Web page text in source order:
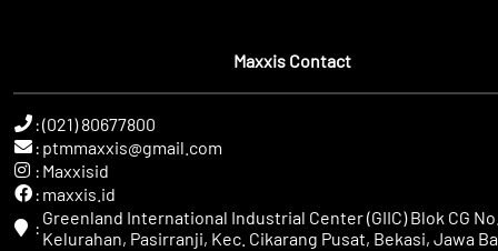
Maxxis Contact
:(021) 80677800
: ptmmaxxis@gmail.com
: Maxxisid
: maxxis.id
: Greenland International Industrial Center (GIIC) Blok CG
Kelurahan, Pasirranji, Kec. Cikarang Pusat, Bekasi, Jawa